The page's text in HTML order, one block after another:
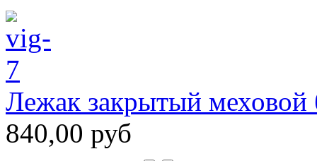
Лежак закрытый
840,00 руб